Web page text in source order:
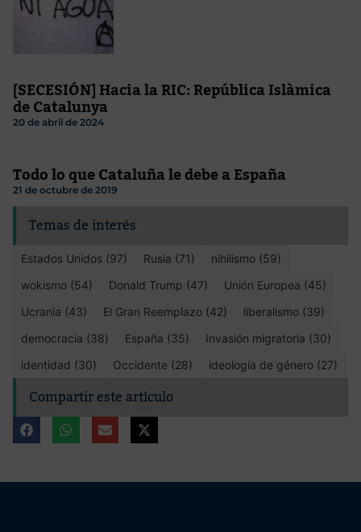
[SECESIÓN] Hacia la RIC: República Islàmica
de Catalunya
20 de abril de 2024
Todo lo que Cataluña le debe a España
21 de octubre de 2019
Temas de interés
Estados Unidos (97) Rusia (71)
nihilismo (59)
wokismo (54)
Donald Trump (47)
Unión Europea (45)
Ucrania (43)
El Gran Reemplazo (42)
liberalismo (39)
democracia (38)
España (35)
Invasión migratoria (30)
identidad (30)
Occidente (28) ideología de género (27)
Compartir este artículo